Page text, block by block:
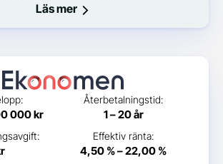
Läs mer
000 kr
Återbetalningstid:
1 – 20 år
Effektiv ränta:
4,50 % – 22,00 %